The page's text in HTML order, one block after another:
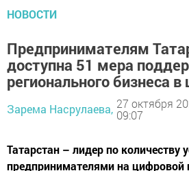
НОВОСТИ
Предпринимателям
доступна 51 мера
регионального бизнеса
Зарема Насрулаева, 27 октября
09:07
Татарстан – лидер по количеству
предпринимателями на